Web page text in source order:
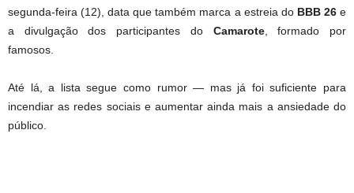
segunda-feira (12), data que também marca a estreia do BBB 26e
a divulgação dos participantes do Camarote, formado por
famosos.
Até lá, a lista segue como rumor — mas já foi suficiente para
incendiar as redes sociais e aumentar ainda mais a ansiedade do
público.